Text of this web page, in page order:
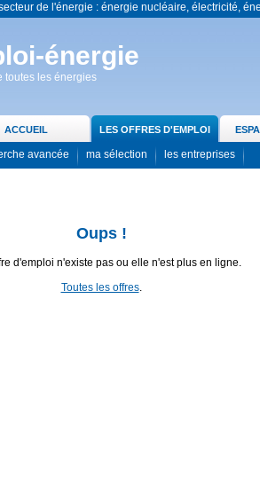
de l'énergie : énergie nucléaire, électricité,
énergie
toutes les énergies
ACCUEIL LES OFFRES D'EMPLOI
avancée ma sélection les entreprises
Oups !
d'emploi n'existe pas ou elle n'est plus en ligne.
Toutes les offres.